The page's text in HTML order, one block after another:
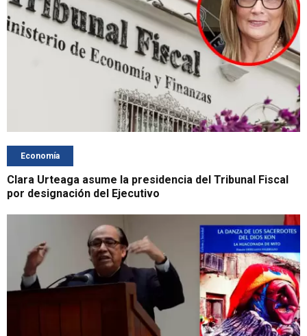
Economía
Clara Urteaga asume la presidencia del Tribunal Fiscal
por designación del Ejecutivo